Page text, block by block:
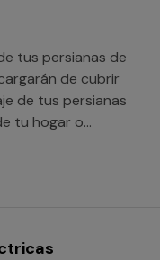
tus persianas de
de cubrir
de tus persianas
tu hogar o